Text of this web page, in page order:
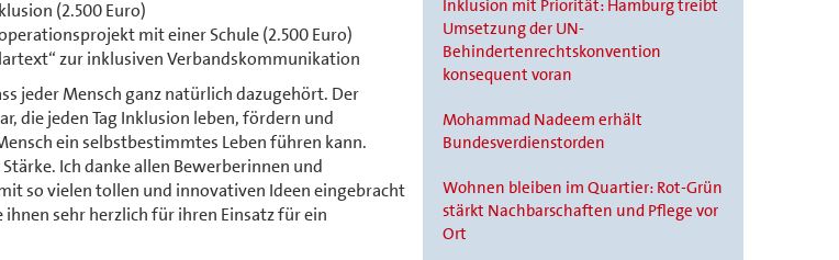
(2.500 Euro)
mit einer Schule (2.500 Euro)
zur inklusiven Verbandskommunikation
jeder Mensch ganz natürlich dazugehört. Der
die jeden Tag Inklusion leben, fördern und
ein selbstbestimmtes Leben führen kann.
Ich danke allen Bewerberinnen und
so vielen tollen und innovativen Ideen eingebracht
sehr herzlich für ihren Einsatz für ein
Inklusion mit Priorität: Hamburg treibt
Umsetzung der UN-
Behindertenrechtskonvention
konsequent voran
Mohammad Nadeem erhält
Bundesverdienstorden
Wohnen bleiben im Quartier: Rot-Grün
stärkt Nachbarschaften und Pflege vor
Ort